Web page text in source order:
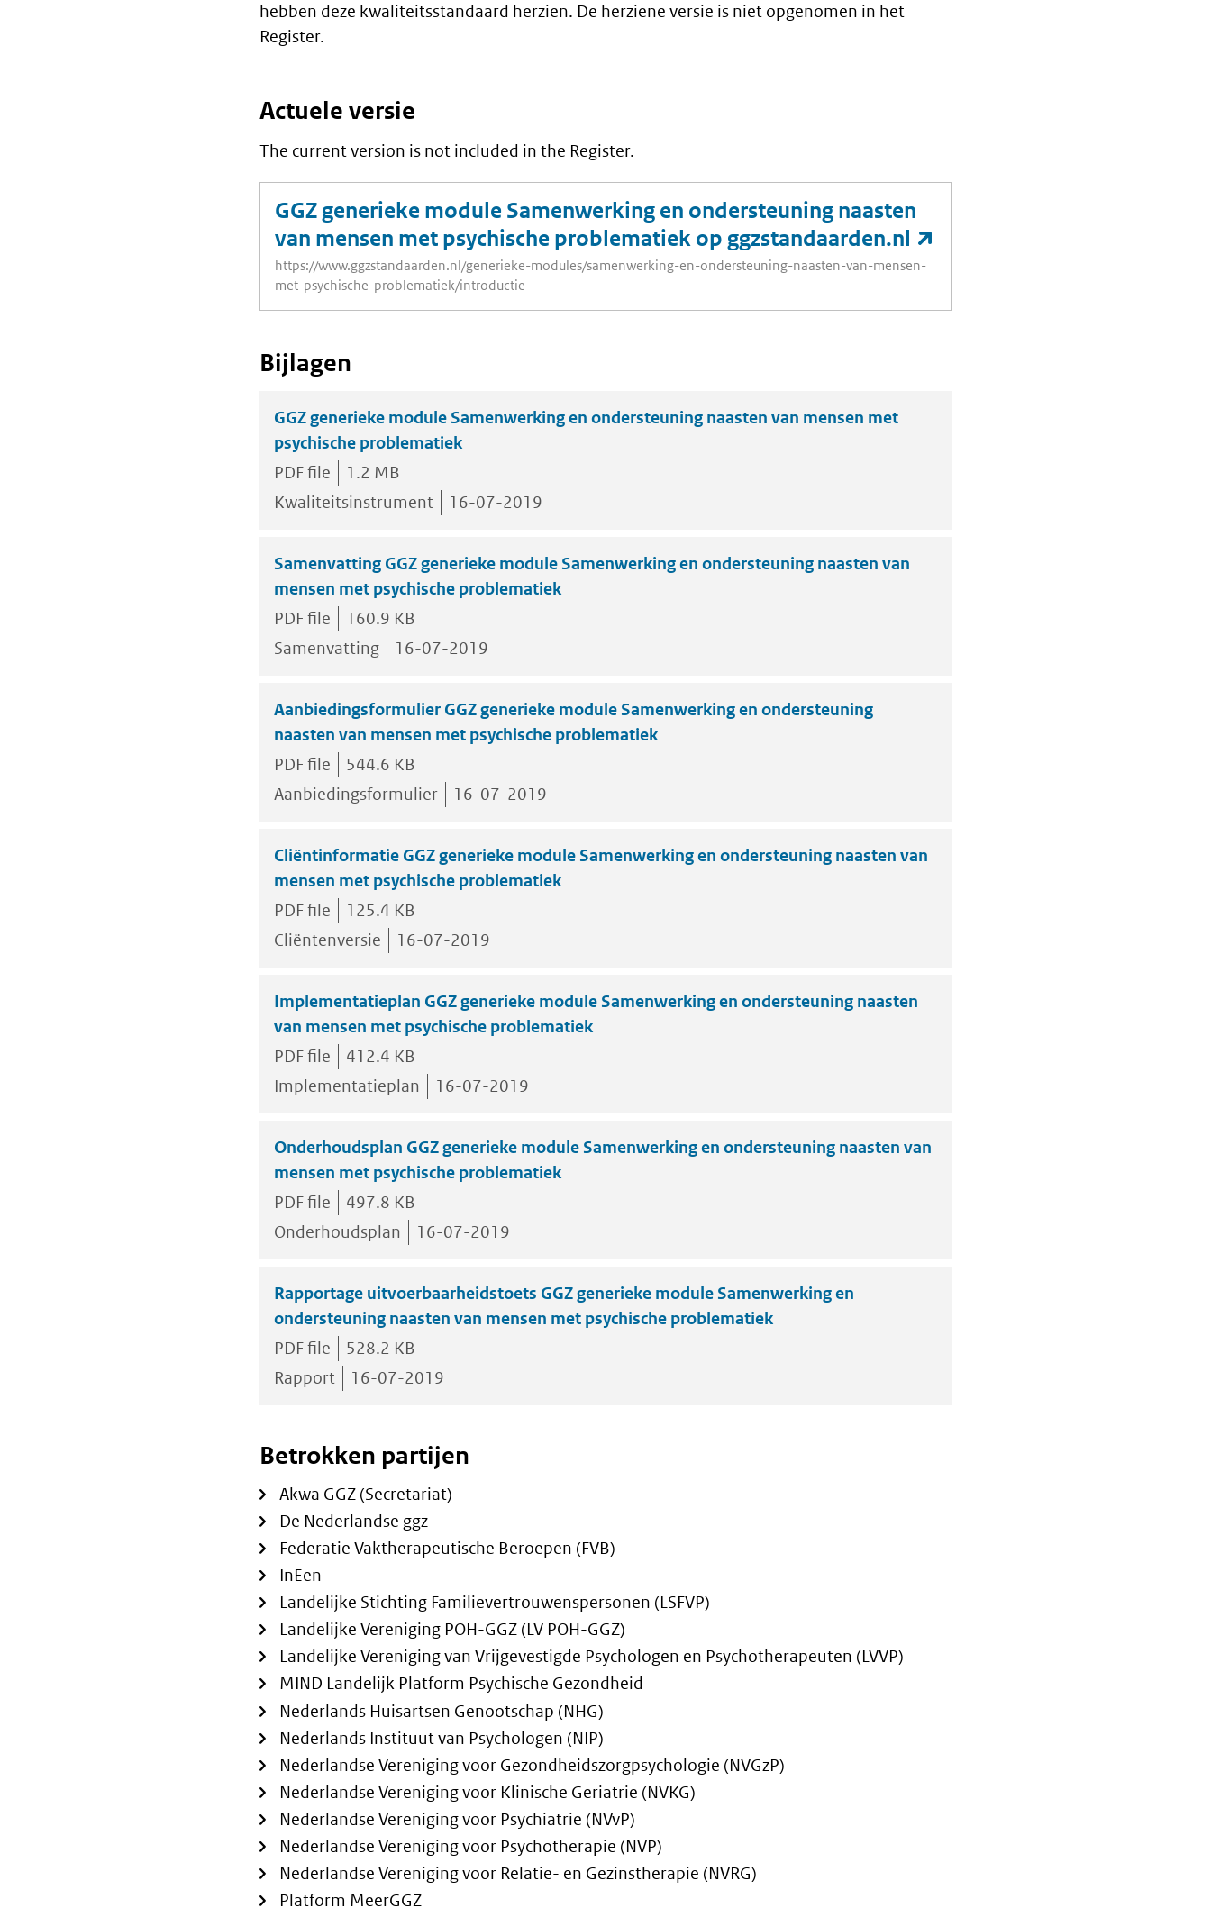
hebben deze kwaliteitsstandaard herzien. De herziene versie is niet opgenomen in het
Register.
Actuele versie
The current version is not included in the Register.
GGZ generieke module Samenwerking en ondersteuning naasten
van mensen met psychische problematiek op ggzstandaarden.nl
https://www.ggzstandaarden.nl/generieke-modules/samenwerking-en-ondersteuning-naasten-van-mensen-
met-psychische-problematiek/introductie
Bijlagen
GGZ generieke module Samenwerking en ondersteuning naasten van mensen met
psychische problematiek
PDF file
1.2 MB
Kwaliteitsinstrument
16-07-2019
Samenvatting GGZ generieke module Samenwerking en ondersteuning naasten van
mensen met psychische problematiek
PDF file
160.9 KB
Samenvatting
16-07-2019
Aanbiedingsformulier GGZ generieke module Samenwerking en ondersteuning
naasten van mensen met psychische problematiek
PDF file
544.6 KB
Aanbiedingsformulier
16-07-2019
Cliëntinformatie GGZ generieke module Samenwerking en ondersteuning naasten van
mensen met psychische problematiek
PDF file
125.4 KB
Cliëntenversie
16-07-2019
Implementatieplan GGZ generieke module Samenwerking en ondersteuning naasten
van mensen met psychische problematiek
PDF file
412.4 KB
Implementatieplan
16-07-2019
Onderhoudsplan GGZ generieke module Samenwerking en ondersteuning naasten van
mensen met psychische problematiek
PDF file
497.8 KB
Onderhoudsplan
16-07-2019
Rapportage uitvoerbaarheidstoets GGZ generieke module Samenwerking en
ondersteuning naasten van mensen met psychische problematiek
PDF file
528.2 KB
Rapport
16-07-2019
Betrokken partijen
Akwa GGZ (Secretariat)
De Nederlandse ggz
Federatie Vaktherapeutische Beroepen (FVB)
InEen
Landelijke Stichting Familievertrouwenspersonen (LSFVP)
Landelijke Vereniging POH-GGZ (LV POH-GGZ)
Landelijke Vereniging van Vrijgevestigde Psychologen en Psychotherapeuten (LVVP)
MIND Landelijk Platform Psychische Gezondheid
Nederlands Huisartsen Genootschap (NHG)
Nederlands Instituut van Psychologen (NIP)
Nederlandse Vereniging voor Gezondheidszorgpsychologie (NVGzP)
Nederlandse Vereniging voor Klinische Geriatrie (NVKG)
Nederlandse Vereniging voor Psychiatrie (NVvP)
Nederlandse Vereniging voor Psychotherapie (NVP)
Nederlandse Vereniging voor Relatie- en Gezinstherapie (NVRG)
Platform MeerGGZ